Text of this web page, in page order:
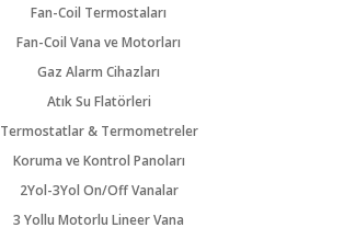
Fan-Coil Termostaları
Fan-Coil Vana ve Motorları
Gaz Alarm Cihazları
Atık Su Flatörleri
Termostatlar & Termometreler
Koruma ve Kontrol Panoları
2Yol-3Yol On/Off Vanalar
3 Yollu Motorlu Lineer Vana